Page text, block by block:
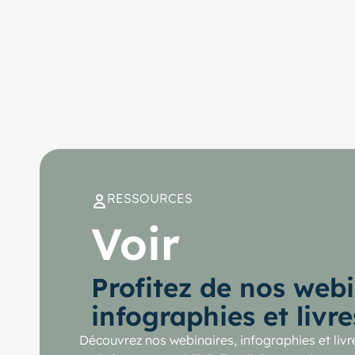
RESSOURCES
Voir
Profitez de nos
infographies et
Découvrez nos webinaires, infographies et